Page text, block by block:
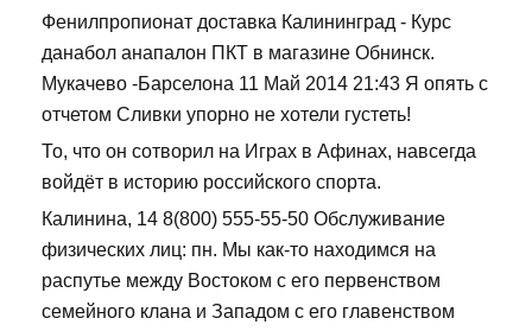
Фенилпропионат доставка Калининград - Курс
данабол анапалон ПКТ в магазине Обнинск.
Мукачево -Барселона 11 Май 2014 21:43 Я опять с
отчетом Сливки упорно не хотели густеть!
То, что он сотворил на Играх в Афинах, навсегда
войдёт в историю российского спорта.
Калинина, 14 8(800) 555-55-50 Обслуживание
физических лиц: пн. Мы как-то находимся на
распутье между Востоком с его первенством
семейного клана и Западом с его главенством